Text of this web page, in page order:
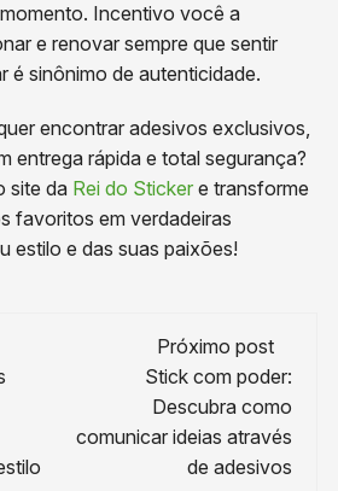
Incentivo você a
e renovar sempre que sentir
é sinônimo de autenticidade.
encontrar adesivos exclusivos,
entrega rápida e total segurança?
site da Rei do Sticker e transforme
favoritos em verdadeiras
estilo e das suas paixões!
Próximo post
Stick com poder:
Descubra como
comunicar ideias através
de adesivos